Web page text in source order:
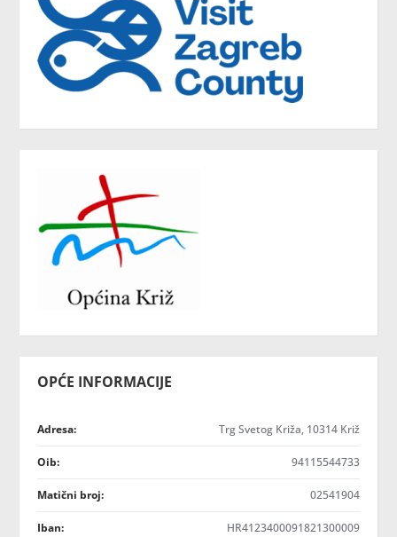
OPĆE INFORMACIJE
Adresa: Trg Svetog Križa, 10314 Križ
Oib: 94115544733
Matični broj: 02541904
Iban: HR4123400091821300009